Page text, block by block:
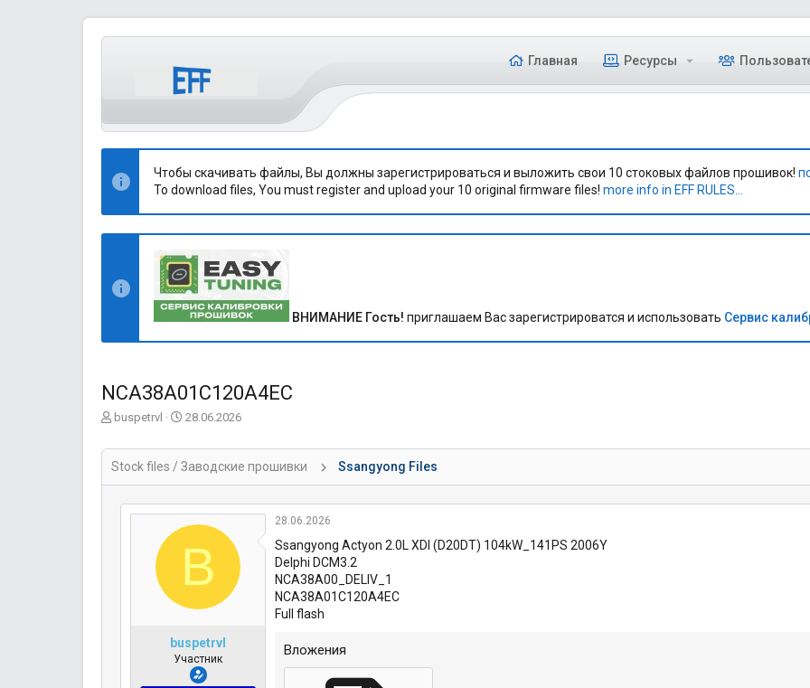
Главная Ресурсы
Чтобы скачивать файлы, Вы должны зарегистрироваться и выложить свои 10 стоковых файлов прошивок!
To download files, You must register and upload your 10 original firmware files! more info in EFF RULES...
ВНИМАНИЕ Гость! приглашаем Вас зарегистрироватся и использовать Сервис
NCA38A01C120A4EC
А
т
о
р
buspetrvl
Д
т
а
н
ч
а
л
а
28.06.2026
Stock files / Заводские прошивки Ssangyong Files
B
buspetrvl
Участник
28.06.2026
Ssangyong Actyon 2.0L XDI (D20DT) 104kW_141PS 2006Y
Delphi DCM3.2
NCA38A00_DELIV_1
NCA38A01C120A4EC
Full flash
Вложения